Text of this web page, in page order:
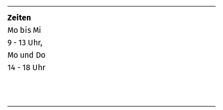
Zeiten
Mo bis Mi
9 - 13 Uhr,
Mo und Do
14 - 18 Uhr